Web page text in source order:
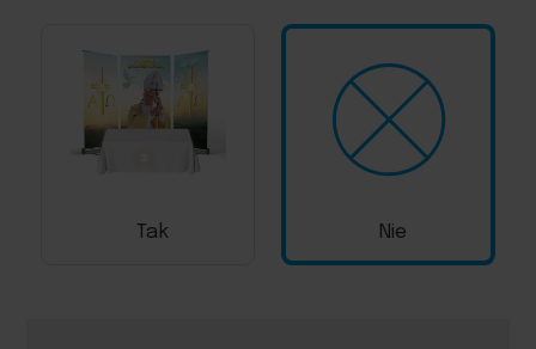
Tak Nie